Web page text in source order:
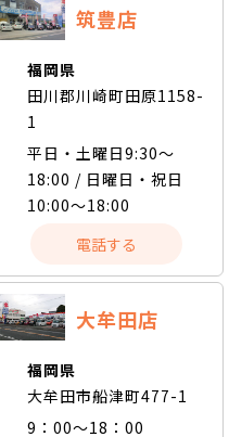
筑豊店
福岡県
田川郡川崎町田原1158-
1
平日・土曜日9:30～
18:00 / 日曜日・祝日
10:00～18:00
電話する
大牟田店
福岡県
大牟田市船津町477-1
9：00～18：00